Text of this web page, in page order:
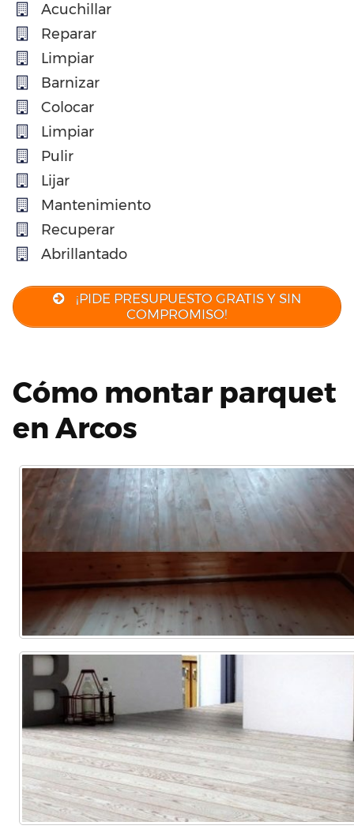
Acuchillar
Reparar
Limpiar
Barnizar
Colocar
Limpiar
Pulir
Lijar
Mantenimiento
Recuperar
Abrillantado
¡PIDE PRESUPUESTO GRATIS Y SIN
COMPROMISO!
Cómo montar parquet
en Arcos